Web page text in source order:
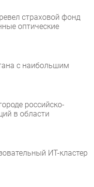
страховой фонд
оптические
с наибольшим
российско-
в области
ИТ-кластер